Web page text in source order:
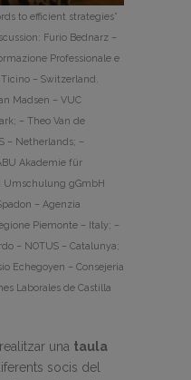
to efficient strategies”
Furio Bednarz –
Professionale e
– Switzerland.
Madsen – VUC
– Theo Van de
– Netherlands; –
Akademie für
Umschulung gGmbH
– Agenzia
Piemonte – Italy; –
– NOTUS – Catalunya;
Echegoyen – Consejeria
Laborales de Castilla
una taula
socis del